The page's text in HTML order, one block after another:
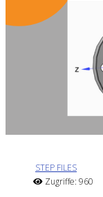
STEP FILES
Zugriffe: 960